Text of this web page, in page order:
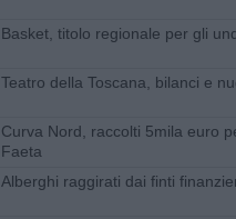
Basket, titolo regionale per gli
Teatro della Toscana, bilanci e
Curva Nord, raccolti 5mila euro
Faeta
Alberghi raggirati dai finti